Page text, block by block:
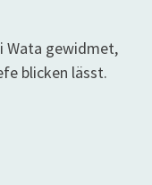
Wata gewidmet,
blicken lässt.